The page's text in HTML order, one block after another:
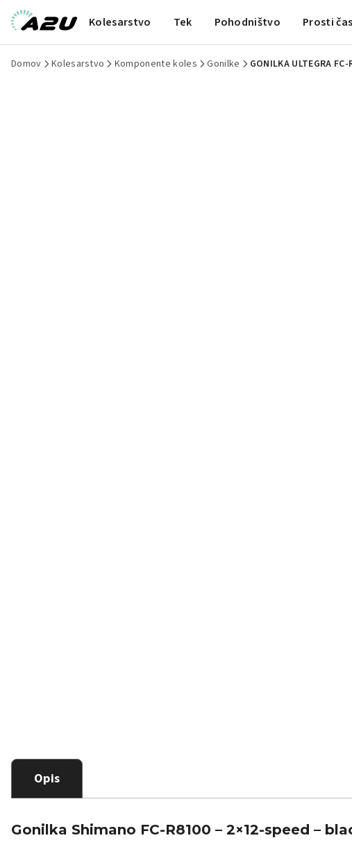
Kolesarstvo Tek Pohodništvo Prosti čas
Domov Kolesarstvo Komponente koles Gonilke GONILKA ULTEGRA FC-
Opis
Gonilka Shimano FC-R8100 – 2×12-speed –